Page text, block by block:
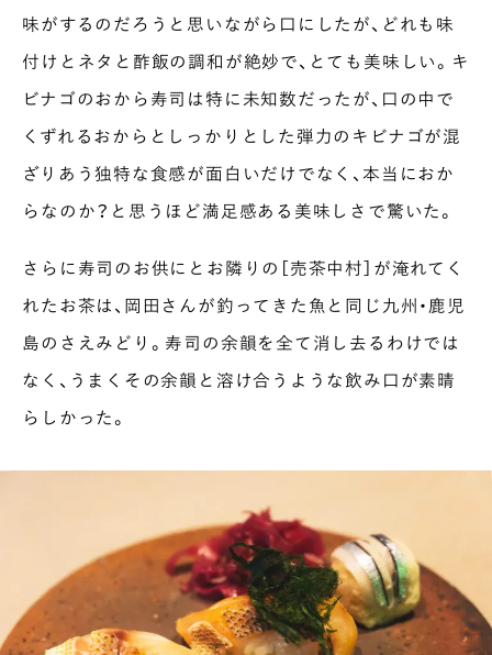
味がするのだろうと思いながら口にしたが、どれも味
付けとネタと酢飯の調和が絶妙で、とても美味しい。キ
ビナゴのおから寿司は特に未知数だったが、口の中で
くずれるおからとしっかりとした弾力のキビナゴが混
ざりあう独特な食感が面白いだけでなく、本当におか
らなのか？と思うほど満足感ある美味しさで驚いた。
さらに寿司のお供にとお隣りの［売茶中村］が淹れてく
れたお茶は、岡田さんが釣ってきた魚と同じ九州・鹿児
島のさえみどり。寿司の余韻を全て消し去るわけでは
なく、うまくその余韻と溶け合うような飲み口が素晴
らしかった。